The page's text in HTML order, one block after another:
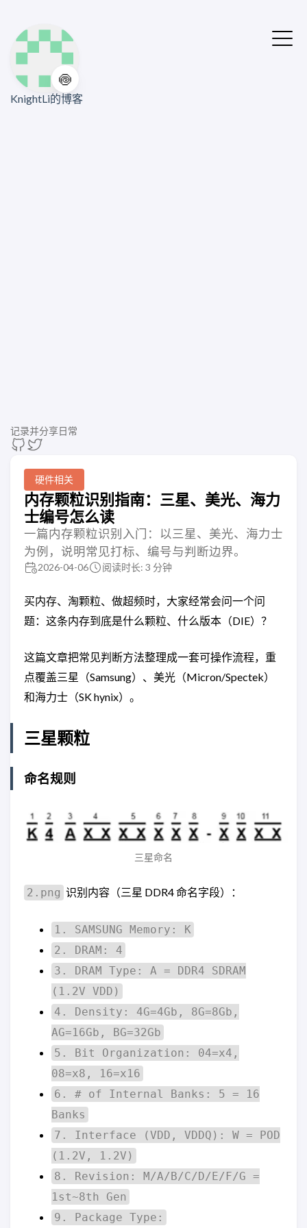
🍥
KnightLi的博客
记录并分享日常
硬件相关
内存颗粒识别指南：三星、美光、海力
士编号怎么读
一篇内存颗粒识别入门：以三星、美光、海力士
为例，说明常见打标、编号与判断边界。
2026-04-06 阅读时长: 3 分钟
买内存、淘颗粒、做超频时，大家经常会问一个问
题：这条内存到底是什么颗粒、什么版本（DIE）？
这篇文章把常见判断方法整理成一套可操作流程，重
点覆盖三星（Samsung）、美光（Micron/Spectek）
和海力士（SK hynix）。
三星颗粒
命名规则
三星命名
2.png 识别内容（三星 DDR4 命名字段）：
1. SAMSUNG Memory: K
2. DRAM: 4
3. DRAM Type: A = DDR4 SDRAM
(1.2V VDD)
4. Density: 4G=4Gb, 8G=8Gb,
AG=16Gb, BG=32Gb
5. Bit Organization: 04=x4,
08=x8, 16=x16
6. # of Internal Banks: 5 = 16
Banks
7. Interface (VDD, VDDQ): W = POD
(1.2V, 1.2V)
8. Revision: M/A/B/C/D/E/F/G =
1st~8th Gen
9. Package Type: